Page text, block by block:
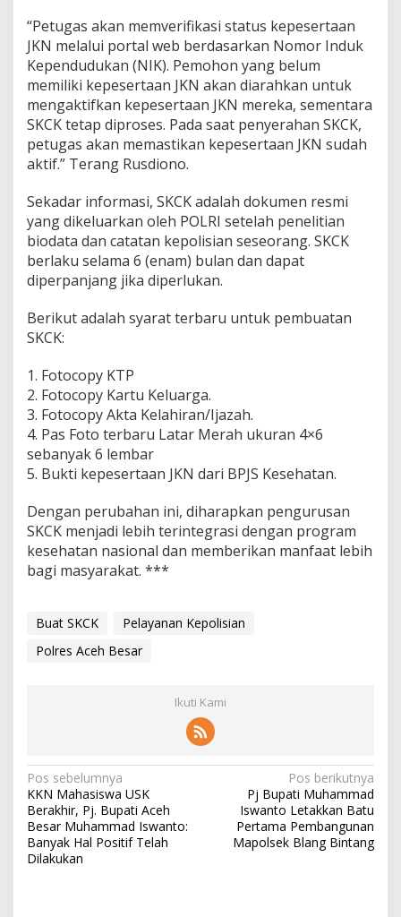
“Petugas akan memverifikasi status kepesertaan
JKN melalui portal web berdasarkan Nomor Induk
Kependudukan (NIK). Pemohon yang belum
memiliki kepesertaan JKN akan diarahkan untuk
mengaktifkan kepesertaan JKN mereka, sementara
SKCK tetap diproses. Pada saat penyerahan SKCK,
petugas akan memastikan kepesertaan JKN sudah
aktif.” Terang Rusdiono.
Sekadar informasi, SKCK adalah dokumen resmi
yang dikeluarkan oleh POLRI setelah penelitian
biodata dan catatan kepolisian seseorang. SKCK
berlaku selama 6 (enam) bulan dan dapat
diperpanjang jika diperlukan.
Berikut adalah syarat terbaru untuk pembuatan
SKCK:
1. Fotocopy KTP
2. Fotocopy Kartu Keluarga.
3. Fotocopy Akta Kelahiran/Ijazah.
4. Pas Foto terbaru Latar Merah ukuran 4×6
sebanyak 6 lembar
5. Bukti kepesertaan JKN dari BPJS Kesehatan.
Dengan perubahan ini, diharapkan pengurusan
SKCK menjadi lebih terintegrasi dengan program
kesehatan nasional dan memberikan manfaat lebih
bagi masyarakat. ***
Buat SKCK
Pelayanan Kepolisian
Polres Aceh Besar
Ikuti Kami
N
a
v
i
Pos sebelumnya
KKN Mahasiswa USK
Berakhir, Pj. Bupati Aceh
Besar Muhammad Iswanto:
Banyak Hal Positif Telah
Dilakukan
Pos berikutnya
Pj Bupati Muhammad
Iswanto Letakkan Batu
Pertama Pembangunan
Mapolsek Blang Bintang